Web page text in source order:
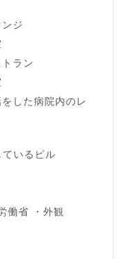
ジ
ラン
した病院内のレ
ているビル
働省 ・外観